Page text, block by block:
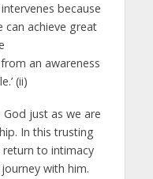
because
can achieve great
an awareness
(ii)
just as we are
In this trusting
to intimacy
with him.